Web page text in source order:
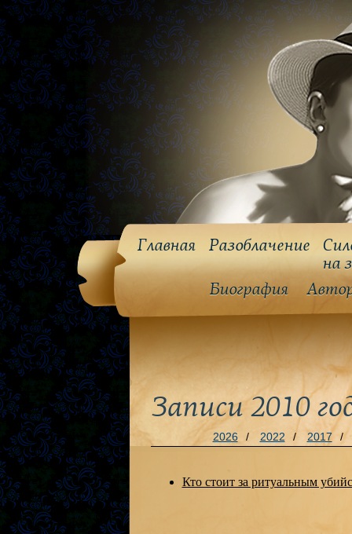
Главная Разоблачение
на
Биография
Записи 2010
2026 / 2022 / 2017 /
Кто стоит за ритуальным